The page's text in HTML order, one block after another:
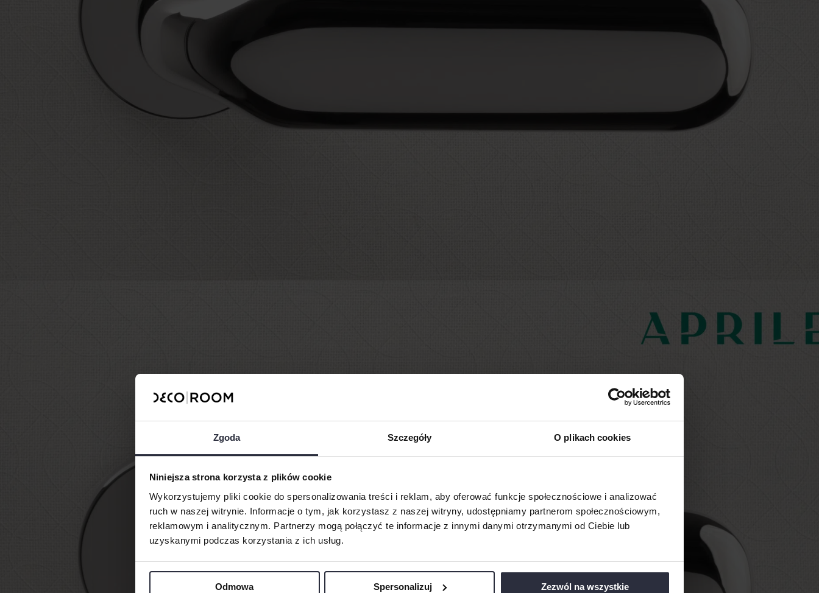
Zgoda Szczegóły O plikach cookies
Niniejsza strona korzysta z plików cookie
Wykorzystujemy pliki cookie do spersonalizowania treści i reklam, aby oferować funkcje społecznościowe i analizować
ruch w naszej witrynie. Informacje o tym, jak korzystasz z naszej witryny, udostępniamy partnerom społecznościowym,
reklamowym i analitycznym. Partnerzy mogą połączyć te informacje z innymi danymi otrzymanymi od Ciebie lub
uzyskanymi podczas korzystania z ich usług.
Odmowa Spersonalizuj Zezwól na wszystkie